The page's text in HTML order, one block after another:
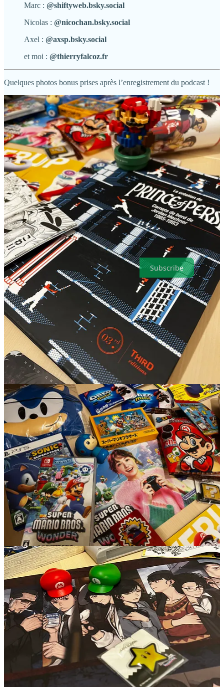
Marc : @shiftyweb.bsky.social
Nicolas : @nicochan.bsky.social
Axel : @axsp.bsky.social
et moi : @thierryfalcoz.fr
Quelques photos bonus prises après l’enregistrement du podcast !
N’hésitez pas à laisser des commentaires et partager par exemple
votre TOP 3 perso des meilleurs jeux de plates-formes !
Et encore merci à toutes et à tous de nous écouter ! ;-)
Merci d’avoir lu cet article de Pixel Bento par Thierry Falcoz !
Inscrivez-vous, si ce n’est déjà fait, pour recevoir automatiquement
les prochains et merci pour votre soutien.
Subscribe
14
18
6
Share
Discussion about this post
Comments Restacks
Wildchoc
Nov 20, 2023
Liked by Thierry Falcoz
Super épisode !
J'ai mis mon top sur Bluesky mais je le remets ici :
1. Celeste (Quel jeu !)
2. Duck Tales
3. Super Mario Galaxy
En outre j'ai adoré Paranormasight, surtout de le finir a 100% en
explorant tout le chemins. J'ai ressenti une vibe 999: Nine Hours,
Nine Persons, Nine Doors ou encore Zero escape. De superbes
jeux.
Reply
1 reply by Thierry Falcoz
sseb22